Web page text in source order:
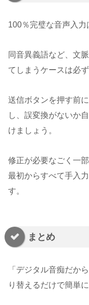
100％完璧な音声入力
同音異義語など、文
てしまうケースは必ず
送信ボタンを押す前
し、誤変換がないか
けましょう。
修正が必要なごく一
最初からすべて手入
す。
まとめ
「デジタル音痴だか
り替えるだけで簡単